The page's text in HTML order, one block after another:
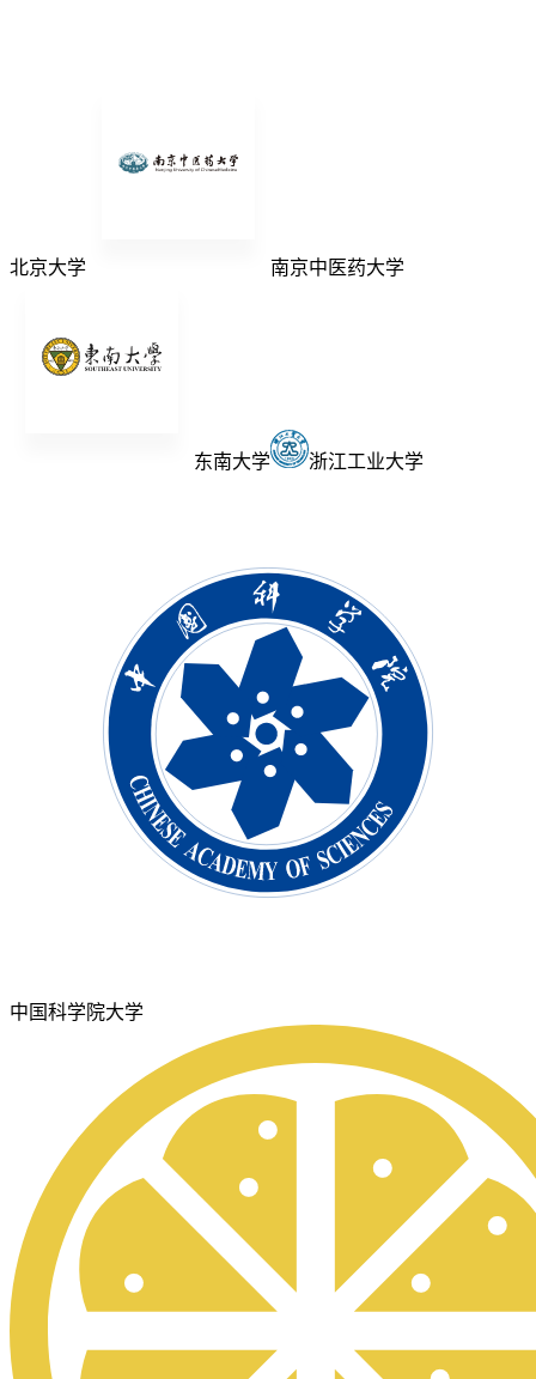
北京大学 南京中医药大学
东南大学 浙江工业大学
中国科学院大学